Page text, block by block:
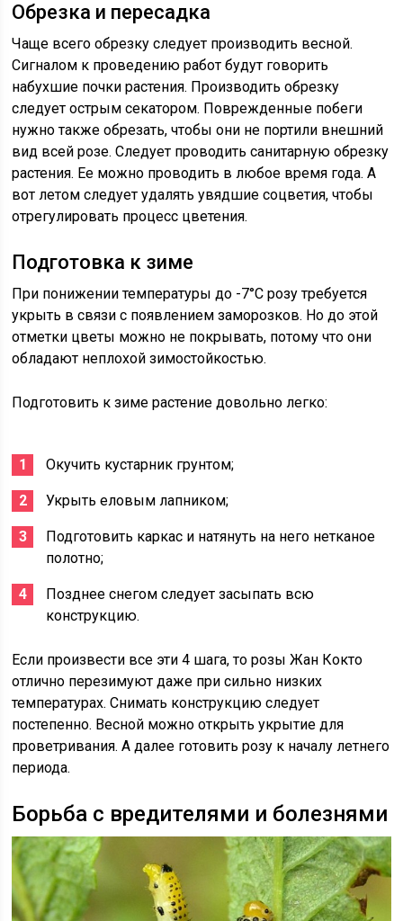
Обрезка и пересадка
Чаще всего обрезку следует производить весной.
Сигналом к проведению работ будут говорить
набухшие почки растения. Производить обрезку
следует острым секатором. Поврежденные побеги
нужно также обрезать, чтобы они не портили внешний
вид всей розе. Следует проводить санитарную обрезку
растения. Ее можно проводить в любое время года. А
вот летом следует удалять увядшие соцветия, чтобы
отрегулировать процесс цветения.
Подготовка к зиме
При понижении температуры до -7°C розу требуется
укрыть в связи с появлением заморозков. Но до этой
отметки цветы можно не покрывать, потому что они
обладают неплохой зимостойкостью.
Подготовить к зиме растение довольно легко:
Окучить кустарник грунтом;
Укрыть еловым лапником;
Подготовить каркас и натянуть на него нетканое
полотно;
Позднее снегом следует засыпать всю
конструкцию.
Если произвести все эти 4 шага, то розы Жан Кокто
отлично перезимуют даже при сильно низких
температурах. Снимать конструкцию следует
постепенно. Весной можно открыть укрытие для
проветривания. А далее готовить розу к началу летнего
периода.
Борьба с вредителями и болезнями